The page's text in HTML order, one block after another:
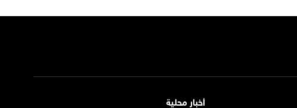
أخبار محلية